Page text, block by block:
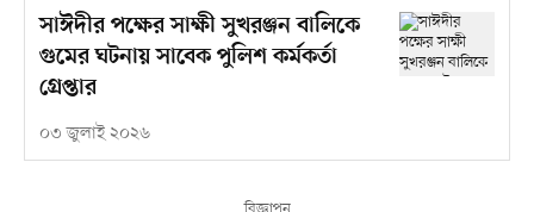
সাঈদীর পক্ষের সাক্ষী সুখরঞ্জন বালিকে
গুমের ঘটনায় সাবেক পুলিশ কর্মকর্তা
গ্রেপ্তার
০৩ জুলাই ২০২৬